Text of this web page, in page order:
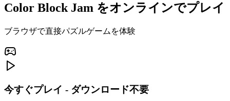
Color Block Jam をオンラインでプレイ
ブラウザで直接パズルゲームを体験
今すぐプレイ - ダウンロード不要